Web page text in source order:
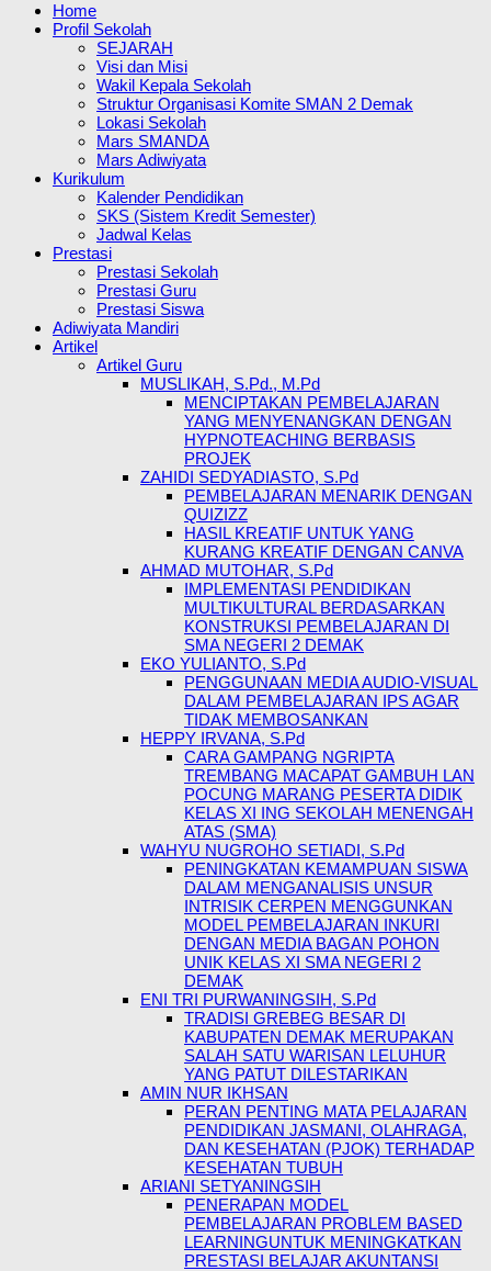
Home
Profil Sekolah
SEJARAH
Visi dan Misi
Wakil Kepala Sekolah
Struktur Organisasi Komite SMAN 2 Demak
Lokasi Sekolah
Mars SMANDA
Mars Adiwiyata
Kurikulum
Kalender Pendidikan
SKS (Sistem Kredit Semester)
Jadwal Kelas
Prestasi
Prestasi Sekolah
Prestasi Guru
Prestasi Siswa
Adiwiyata Mandiri
Artikel
Artikel Guru
MUSLIKAH, S.Pd., M.Pd
MENCIPTAKAN PEMBELAJARAN
YANG MENYENANGKAN DENGAN
HYPNOTEACHING BERBASIS
PROJEK
ZAHIDI SEDYADIASTO, S.Pd
PEMBELAJARAN MENARIK DENGAN
QUIZIZZ
HASIL KREATIF UNTUK YANG
KURANG KREATIF DENGAN CANVA
AHMAD MUTOHAR, S.Pd
IMPLEMENTASI PENDIDIKAN
MULTIKULTURAL BERDASARKAN
KONSTRUKSI PEMBELAJARAN DI
SMA NEGERI 2 DEMAK
EKO YULIANTO, S.Pd
PENGGUNAAN MEDIA AUDIO-VISUAL
DALAM PEMBELAJARAN IPS AGAR
TIDAK MEMBOSANKAN
HEPPY IRVANA, S.Pd
CARA GAMPANG NGRIPTA
TREMBANG MACAPAT GAMBUH LAN
POCUNG MARANG PESERTA DIDIK
KELAS XI ING SEKOLAH MENENGAH
ATAS (SMA)
WAHYU NUGROHO SETIADI, S.Pd
PENINGKATAN KEMAMPUAN SISWA
DALAM MENGANALISIS UNSUR
INTRISIK CERPEN MENGGUNKAN
MODEL PEMBELAJARAN INKURI
DENGAN MEDIA BAGAN POHON
UNIK KELAS XI SMA NEGERI 2
DEMAK
ENI TRI PURWANINGSIH, S.Pd
TRADISI GREBEG BESAR DI
KABUPATEN DEMAK MERUPAKAN
SALAH SATU WARISAN LELUHUR
YANG PATUT DILESTARIKAN
AMIN NUR IKHSAN
PERAN PENTING MATA PELAJARAN
PENDIDIKAN JASMANI, OLAHRAGA,
DAN KESEHATAN (PJOK) TERHADAP
KESEHATAN TUBUH
ARIANI SETYANINGSIH
PENERAPAN MODEL
PEMBELAJARAN PROBLEM BASED
LEARNINGUNTUK MENINGKATKAN
PRESTASI BELAJAR AKUNTANSI